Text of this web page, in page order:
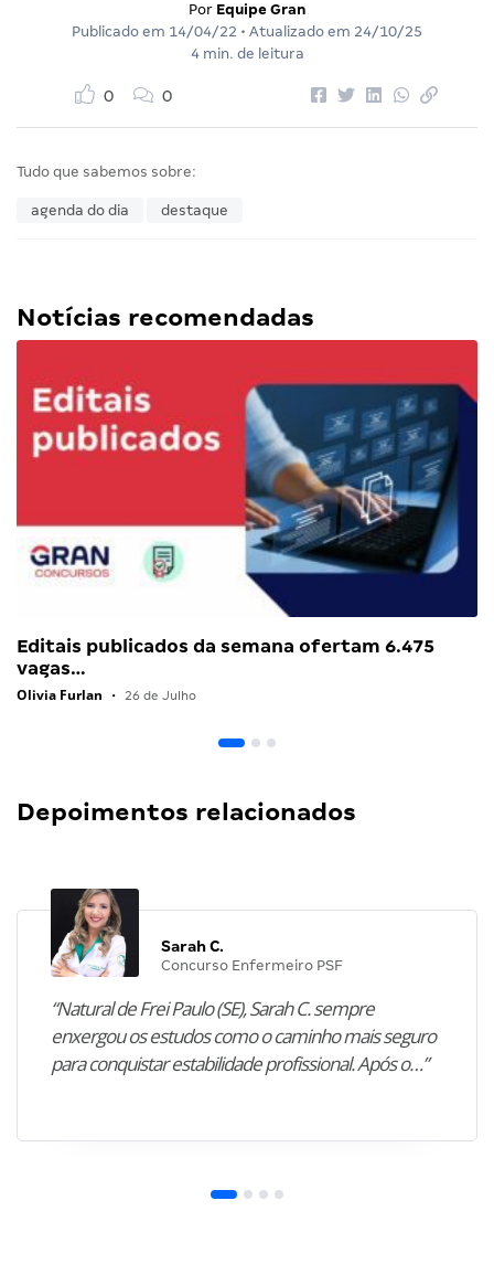
Por Equipe Gran
Publicado em 14/04/22 • Atualizado em 24/10/25
4 min. de leitura
0 0
Tudo que sabemos sobre:
agenda do dia destaque
Notícias recomendadas
Editais publicados da semana ofertam 6.475
vagas…
Olivia Furlan • 26 de Julho
Depoimentos relacionados
Sarah C.
Concurso Enfermeiro PSF
“Natural de Frei Paulo (SE), Sarah C. sempre
enxergou os estudos como o caminho mais seguro
para conquistar estabilidade profissional. Após o…”